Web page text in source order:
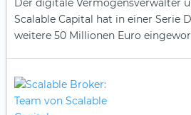
Der digitale Vermögensverwalter
Scalable Capital hat in einer Serie
weitere 50 Millionen Euro